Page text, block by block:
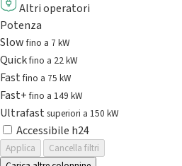
Altri operatori
Potenza
Slowfino a 7 kW
Quickfino a 22 kW
Fastfino a 75 kW
Fast+fino a 149 kW
Ultrafast superiori a 150 kW
Accessibile h24
Applica
Cancella filtri